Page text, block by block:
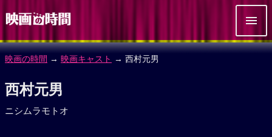
映画の時間 → 映画キャスト → 西村元男
西村元男
ニシムラモトオ